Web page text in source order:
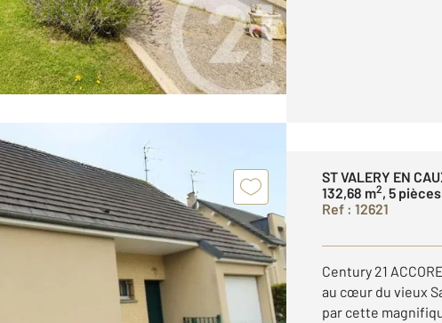
ST VALERY EN
132,68 m2, 5 pièces
Ref : 12621
Century 21
au cœur du vieux
par cette